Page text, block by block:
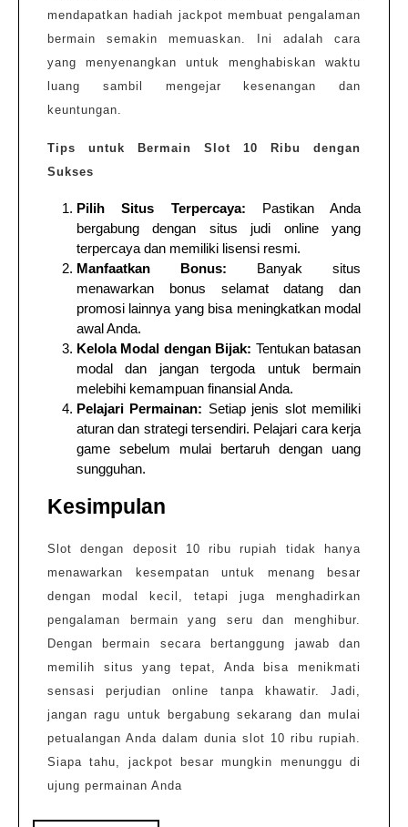
mendapatkan hadiah jackpot membuat pengalaman
bermain semakin memuaskan. Ini adalah cara
yang menyenangkan untuk menghabiskan waktu
luang sambil mengejar kesenangan dan
keuntungan.
Tips untuk Bermain Slot 10 Ribu dengan
Sukses
Pilih Situs Terpercaya: Pastikan Anda
bergabung dengan situs judi online yang
terpercaya dan memiliki lisensi resmi.
Manfaatkan Bonus: Banyak situs
menawarkan bonus selamat datang dan
promosi lainnya yang bisa meningkatkan modal
awal Anda.
Kelola Modal dengan Bijak: Tentukan batasan
modal dan jangan tergoda untuk bermain
melebihi kemampuan finansial Anda.
Pelajari Permainan: Setiap jenis slot memiliki
aturan dan strategi tersendiri. Pelajari cara kerja
game sebelum mulai bertaruh dengan uang
sungguhan.
Kesimpulan
Slot dengan deposit 10 ribu rupiah tidak hanya
menawarkan kesempatan untuk menang besar
dengan modal kecil, tetapi juga menghadirkan
pengalaman bermain yang seru dan menghibur.
Dengan bermain secara bertanggung jawab dan
memilih situs yang tepat, Anda bisa menikmati
sensasi perjudian online tanpa khawatir. Jadi,
jangan ragu untuk bergabung sekarang dan mulai
petualangan Anda dalam dunia slot 10 ribu rupiah.
Siapa tahu, jackpot besar mungkin menunggu di
ujung permainan Anda